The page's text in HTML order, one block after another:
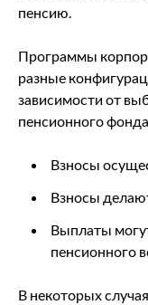
пенсию.
Программы
разные
зависимости от
пенсионного
Взносы
Взносы
Выплаты
пенсионного
В некоторых